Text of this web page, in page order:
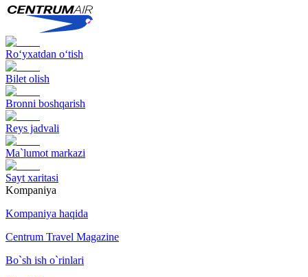
Ro‘yxatdan o‘tish
Bilet olish
Bronni boshqarish
Reys jadvali
Ma`lumot markazi
Sayt xaritasi
Kompaniya
Kompaniya haqida
Centrum Travel Magazine
Bo`sh ish o`rinlari